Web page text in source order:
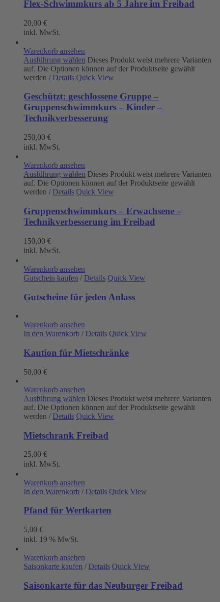
Flex-Schwimmkurs ab 5 Jahre im Freibad
20,00 €
inkl. MwSt.
Warenkorb ansehen
Ausführung wählen Dieses Produkt weist mehrere Varianten
auf. Die Optionen können auf der Produktseite gewählt
werden / Details Quick View
Geschützt: geschlossene Gruppe –
Gruppenschwimmkurs – Kinder –
Technikverbesserung
250,00 €
inkl. MwSt.
Warenkorb ansehen
Ausführung wählen Dieses Produkt weist mehrere Varianten
auf. Die Optionen können auf der Produktseite gewählt
werden / Details Quick View
Gruppenschwimmkurs – Erwachsene –
Technikverbesserung im Freibad
150,00 €
inkl. MwSt.
Warenkorb ansehen
Gutschein kaufen / Details Quick View
Gutscheine für jeden Anlass
Warenkorb ansehen
In den Warenkorb / Details Quick View
Kaution für Mietschränke
50,00 €
Warenkorb ansehen
Ausführung wählen Dieses Produkt weist mehrere Varianten
auf. Die Optionen können auf der Produktseite gewählt
werden / Details Quick View
Mietschrank Freibad
25,00 €
inkl. MwSt.
Warenkorb ansehen
In den Warenkorb / Details Quick View
Pfand für Wertkarten
5,00 €
inkl. 19 % MwSt.
Warenkorb ansehen
Saisonkarte kaufen / Details Quick View
Saisonkarte für das Neuburger Freibad